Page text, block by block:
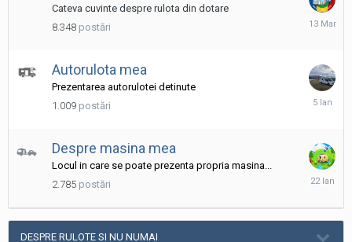
Cateva cuvinte despre rulota din dotare
8.348 postări
13
Autorulota mea
Prezentarea autorulotei detinute
1.009 postări
5
Despre masina mea
Locul in care se poate prezenta propria masina...
2.785 postări
22
DESPRE RULOTE SI NU NUMAI